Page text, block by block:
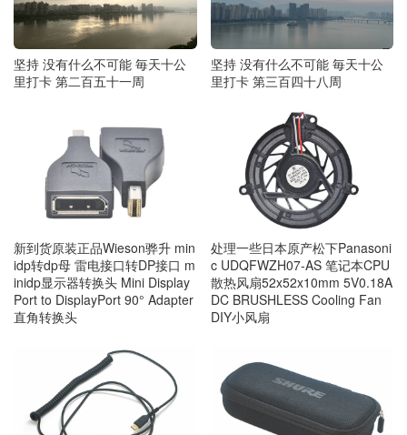
坚持 没有什么不可能 毎天十公
里打卡 第二百五十一周
坚持 没有什么不可能 毎天十公
里打卡 第三百四十八周
新到货原装正品Wieson骅升 min
idp转dp母 雷电接口转DP接口 m
inidp显示器转换头 Mini Display
Port to DisplayPort 90° Adapter
直角转换头
处理一些日本原产松下Panasoni
c UDQFWZH07-AS 笔记本CPU
散热风扇52x52x10mm 5V0.18A
DC BRUSHLESS Cooling Fan
DIY小风扇